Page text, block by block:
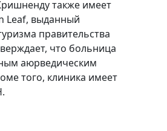
также имеет
Leaf, выданный
правительства
что больница
аюрведическим
того, клиника имеет